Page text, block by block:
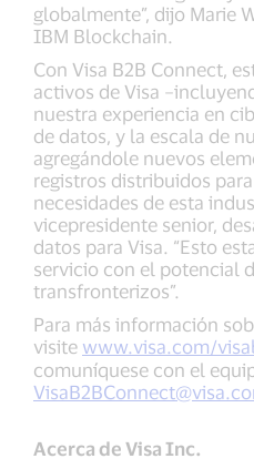
globalmente”, dijo Marie
IBM Blockchain.
Con Visa B2B Connect,
activos de Visa
nuestra experiencia en
de datos, y la escala de
agregándole nuevos
registros distribuidos
necesidades de esta
vicepresidente senior,
datos para Visa. “Esto
servicio con el potencial
transfronterizos”.
Para más información
visite www.visa.com/
comuníquese con el
Acerca de Visa Inc.